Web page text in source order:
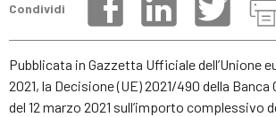
Condividi
Pubblicata in Gazzetta Ufficiale dell’Unione
2021, la Decisione (UE) 2021/490 della Banca
del 12 marzo 2021 sull’importo complessivo